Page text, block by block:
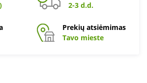
2-3 d.d.
Prekių atsiėmimas
Tavo mieste